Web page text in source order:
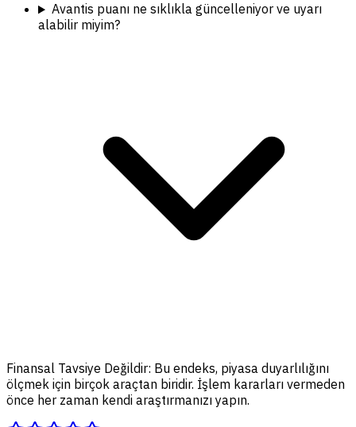
Avantis puanı ne sıklıkla güncelleniyor ve uyarı
alabilir miyim?
Finansal Tavsiye Değildir: Bu endeks, piyasa duyarlılığını
ölçmek için birçok araçtan biridir. İşlem kararları vermeden
önce her zaman kendi araştırmanızı yapın.